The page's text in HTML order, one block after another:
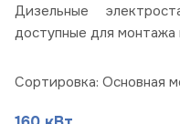
Дизельные
доступные для монтажа
Сортировка: Основная